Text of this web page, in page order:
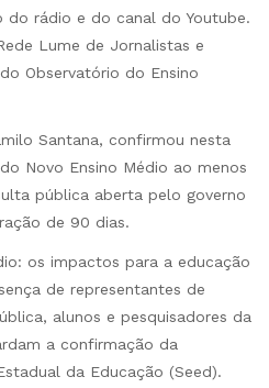
do rádio e do canal do Youtube.
Lume de Jornalistas e
Observatório do Ensino
Santana, confirmou nesta
Novo Ensino Médio ao menos
pública aberta pelo governo
de 90 dias.
os impactos para a educação
de representantes de
alunos e pesquisadores da
a confirmação da
da Educação (Seed).